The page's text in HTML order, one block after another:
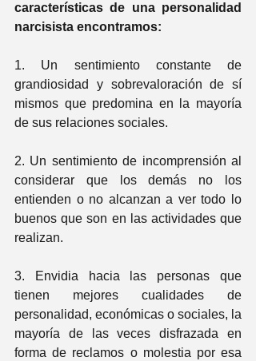
características de una personalidad
narcisista encontramos:
1. Un sentimiento constante de
grandiosidad y sobrevaloración de sí
mismos que predomina en la mayoría
de sus relaciones sociales.
2. Un sentimiento de incomprensión al
considerar que los demás no los
entienden o no alcanzan a ver todo lo
buenos que son en las actividades que
realizan.
3. Envidia hacia las personas que
tienen mejores cualidades de
personalidad, económicas o sociales, la
mayoría de las veces disfrazada en
forma de reclamos o molestia por esa